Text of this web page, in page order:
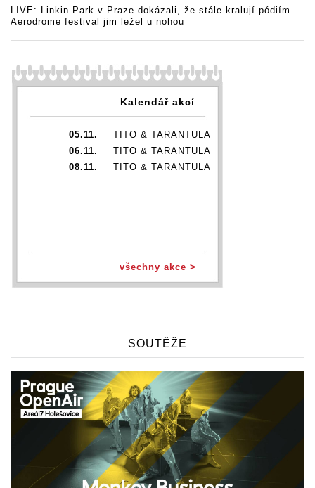
LIVE: Linkin Park v Praze dokázali, že stále kralují pódiím.
Aerodrome festival jim ležel u nohou
Kalendář akcí
05.11.
TITO & TARANTULA
06.11.
TITO & TARANTULA
08.11.
TITO & TARANTULA
všechny akce >
SOUTĚŽE